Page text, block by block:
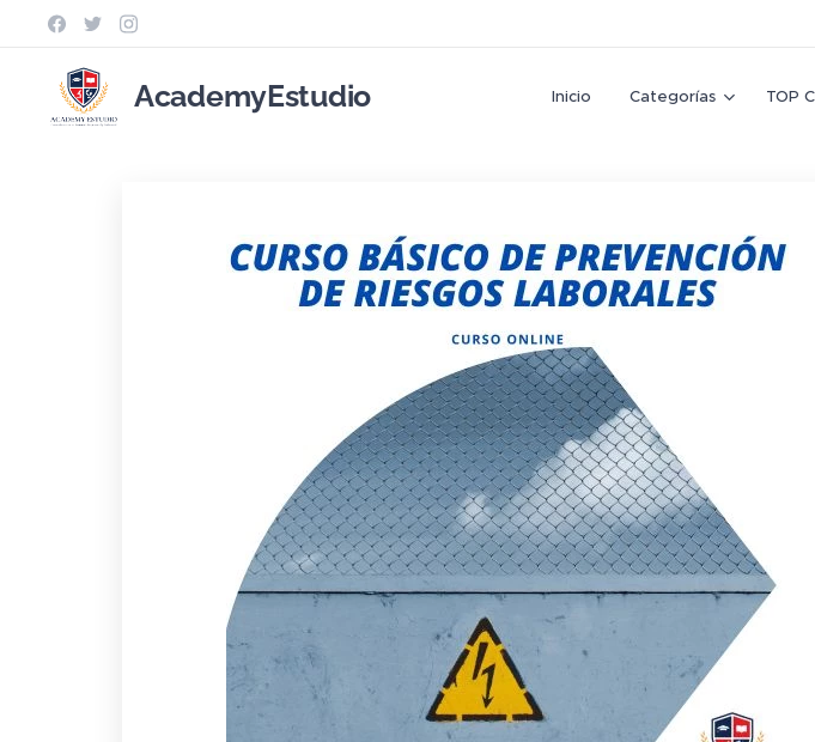
AcademyEstudio Inicio Categorías TOP